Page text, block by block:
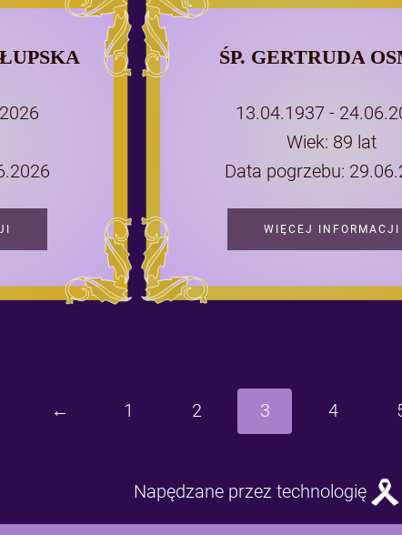
ŚP. GERTRUDA
13.04.1937 -
Wiek: 89 lat
Data pogrzebu:
WIĘCEJ INFORMACJI
← 1 2 3 4
Napędzane przez technologię